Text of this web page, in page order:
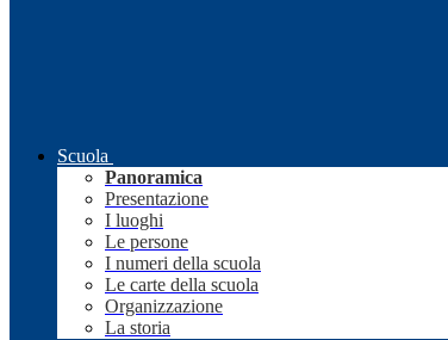
Scuola
Panoramica
Presentazione
I luoghi
Le persone
I numeri della scuola
Le carte della scuola
Organizzazione
La storia